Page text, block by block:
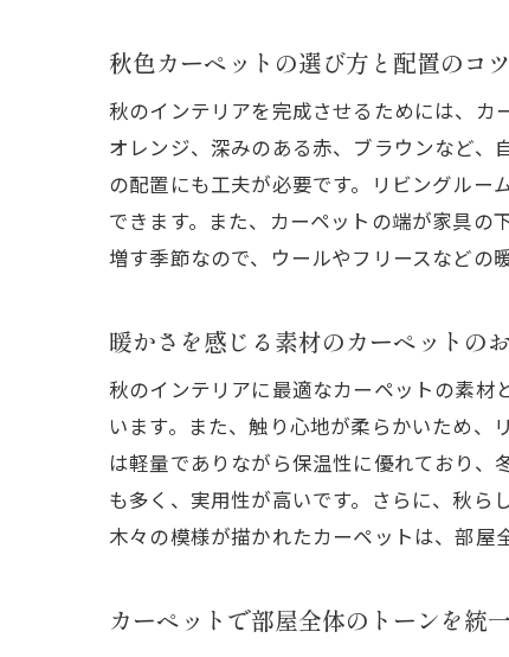
秋色カーペットの選び方と配置のコツ
秋のインテリアを完成させるためには、カ
オレンジ、深みのある赤、ブラウンなど、
の配置にも工夫が必要です。リビングルー
できます。また、カーペットの端が家具の
増す季節なので、ウールやフリースなどの
暖かさを感じる素材のカーペットの
秋のインテリアに最適なカーペットの素材
います。また、触り心地が柔らかいため、
は軽量でありながら保温性に優れており
も多く、実用性が高いです。さらに、秋ら
木々の模様が描かれたカーペットは、部屋
カーペットで部屋全体のトーンを統